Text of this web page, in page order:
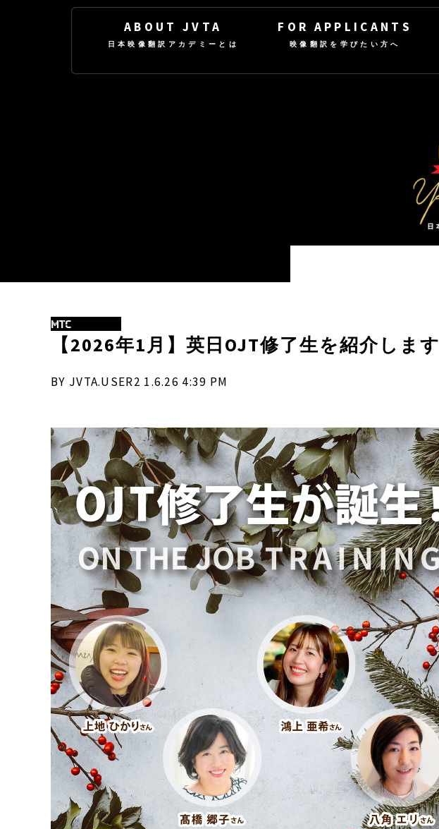
ABOUT JVTA
日本映像翻訳アカデミーとは
FOR APPLICANTS
映像翻訳を学びたい方へ
MTC
【2026年1月】英日OJT修了生を紹介します
BY JVTA.USER2 1.6.26 4:39 PM